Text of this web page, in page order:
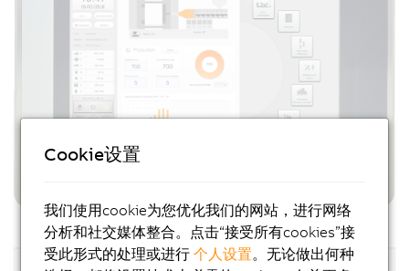
对角线 分辨率 触摸屏
RFID
Cookie设置
我们使用cookie为您优化我们的网站，进行网络
分析和社交媒体整合。点击“接受所有cookies”接
受此形式的处理或进行个人设置。无论做出何种